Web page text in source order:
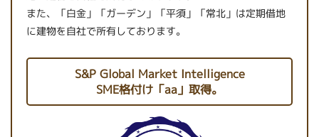
また、「白金」「ガーデン」「平須」「常北」は定期借地
に建物を自社で所有しております。
S&P Global Market Intelligence
SME格付け「aa」取得。